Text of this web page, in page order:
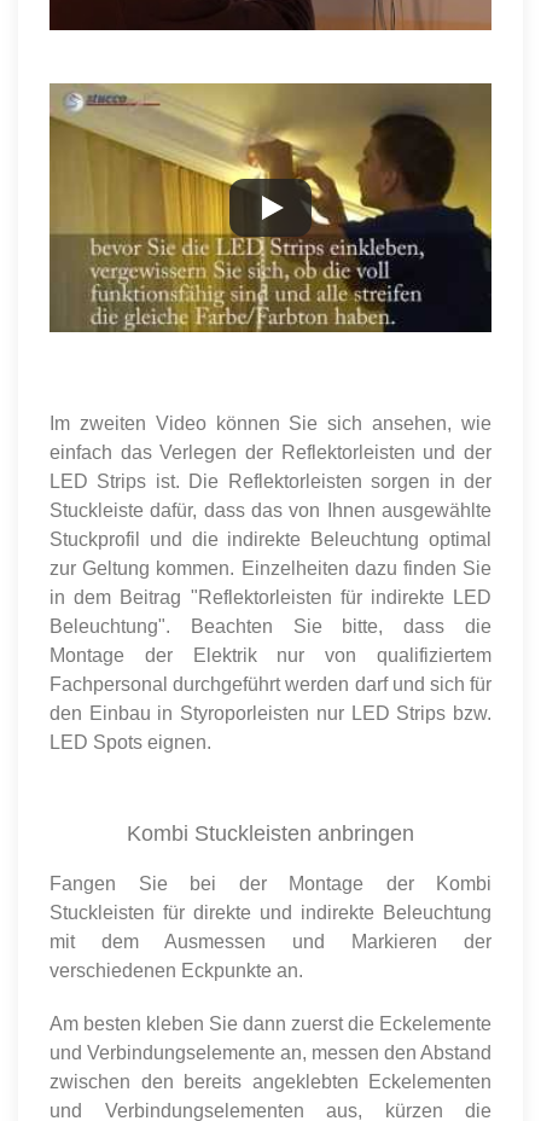
Im zweiten Video können Sie sich ansehen, wie
einfach das Verlegen der Reflektorleisten und der
LED Strips ist. Die Reflektorleisten sorgen in der
Stuckleiste dafür, dass das von Ihnen ausgewählte
Stuckprofil und die indirekte Beleuchtung optimal
zur Geltung kommen. Einzelheiten dazu finden Sie
in dem Beitrag "Reflektorleisten für indirekte LED
Beleuchtung". Beachten Sie bitte, dass die
Montage der Elektrik nur von qualifiziertem
Fachpersonal durchgeführt werden darf und sich für
den Einbau in Styroporleisten nur LED Strips bzw.
LED Spots eignen.
Kombi Stuckleisten anbringen
Fangen Sie bei der Montage der Kombi
Stuckleisten für direkte und indirekte Beleuchtung
mit dem Ausmessen und Markieren der
verschiedenen Eckpunkte an.
Am besten kleben Sie dann zuerst die Eckelemente
und Verbindungselemente an, messen den Abstand
zwischen den bereits angeklebten Eckelementen
und Verbindungselementen aus, kürzen die